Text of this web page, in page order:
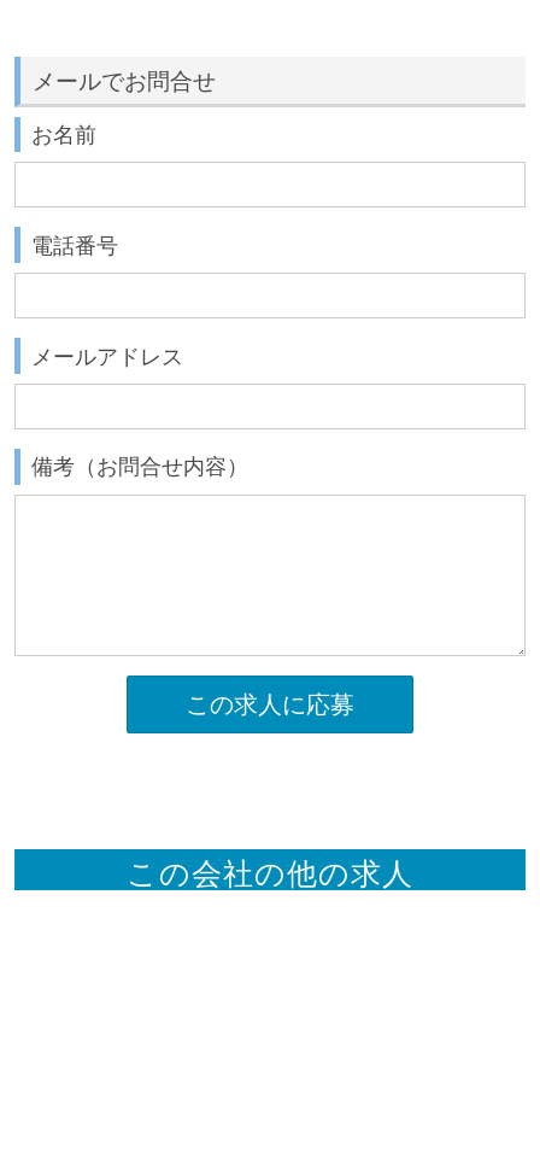
メールでお問合せ
お名前
電話番号
メールアドレス
備考（お問合せ内容）
この求人に応募
この会社の他の求人